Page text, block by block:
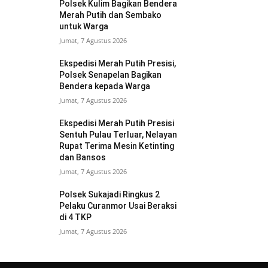
Polsek Kulim Bagikan Bendera
Merah Putih dan Sembako
untuk Warga
Jumat, 7 Agustus 2026
Ekspedisi Merah Putih Presisi,
Polsek Senapelan Bagikan
Bendera kepada Warga
Jumat, 7 Agustus 2026
Ekspedisi Merah Putih Presisi
Sentuh Pulau Terluar, Nelayan
Rupat Terima Mesin Ketinting
dan Bansos
Jumat, 7 Agustus 2026
Polsek Sukajadi Ringkus 2
Pelaku Curanmor Usai Beraksi
di 4 TKP
Jumat, 7 Agustus 2026